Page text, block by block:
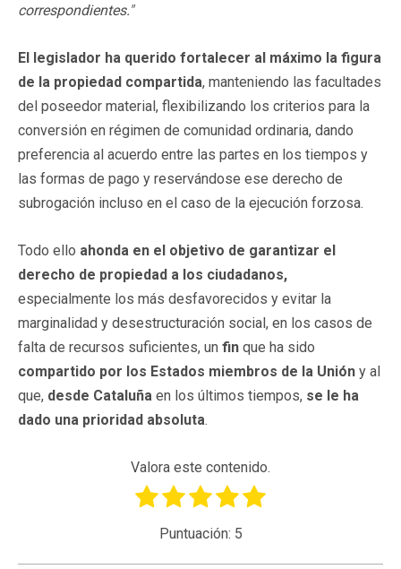
correspondientes."
El legislador ha querido fortalecer al máximo la figura
de la propiedad compartida, manteniendo las facultades
del poseedor material, flexibilizando los criterios para la
conversión en régimen de comunidad ordinaria, dando
preferencia al acuerdo entre las partes en los tiempos y
las formas de pago y reservándose ese derecho de
subrogación incluso en el caso de la ejecución forzosa.
Todo ello ahonda en el objetivo de garantizar el
derecho de propiedad a los ciudadanos,
especialmente los más desfavorecidos y evitar la
marginalidad y desestructuración social, en los casos de
falta de recursos suficientes, un fin que ha sido
compartido por los Estados miembros de la Unión y al
que, desde Cataluña en los últimos tiempos, se le ha
dado una prioridad absoluta.
Valora este contenido.
Puntuación: 5